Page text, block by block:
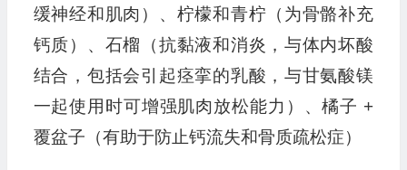
缓神经和肌肉）、柠檬和青柠（为骨骼补充
钙质）、石榴（抗黏液和消炎，与体内坏酸
结合，包括会引起痉挛的乳酸，与甘氨酸镁
一起使用时可增强肌肉放松能力）、橘子 +
覆盆子（有助于防止钙流失和骨质疏松症）